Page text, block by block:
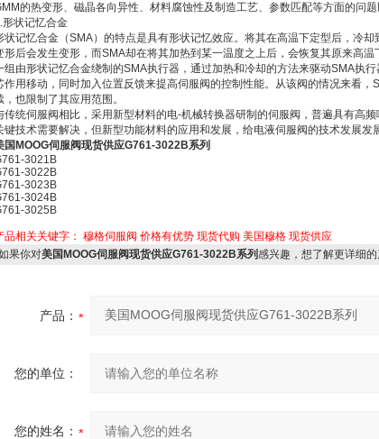
的热变形、磁晶各向异性、材料腐蚀性及制造工艺、参数匹配等方面的问题
形状记忆合金
状记忆合金（SMA）的特点是具有形状记忆效应。将其在高温下定型后，冷
形后会发生变形，而SMA却在将其加热到某一温度之上后，会恢复其原来高
组由形状记忆合金绕制的SMA执行器，通过加热和冷却的方法来驱动SMA执
作用移动，同时加入位置反馈来提高伺服阀的控制性能。从该阀的情况来看
，也限制了其应用范围。
传统伺服阀相比，采用新型材料的电-机械转换器研制的伺服阀，普遍具有高
键技术需要解决，但新型功能材料的应用和发展，给电液伺服阀的技术发展发
国MOOG伺服阀现货供应G761-3022B系列
3021B
3022B
3023B
3024B
3025B
品相关关键字： 穆格伺服阀 价格有优势 现货代购 美国穆格 现货供应
你对美国MOOG伺服阀现货供应G761-3022B系列感兴趣，想了解更详细
产品：
您的单位：
您的姓名：